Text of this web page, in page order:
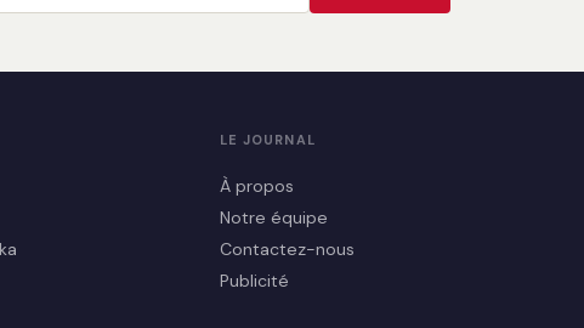
LE JOURNAL
À propos
Notre équipe
Contactez-nous
Publicité